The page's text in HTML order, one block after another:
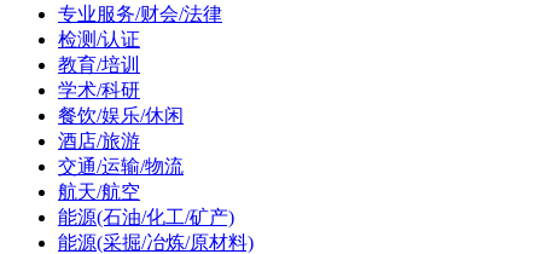
专业服务/财会/法律
检测/认证
教育/培训
学术/科研
餐饮/娱乐/休闲
酒店/旅游
交通/运输/物流
航天/航空
能源(石油/化工/矿产)
能源(采掘/冶炼/原材料)